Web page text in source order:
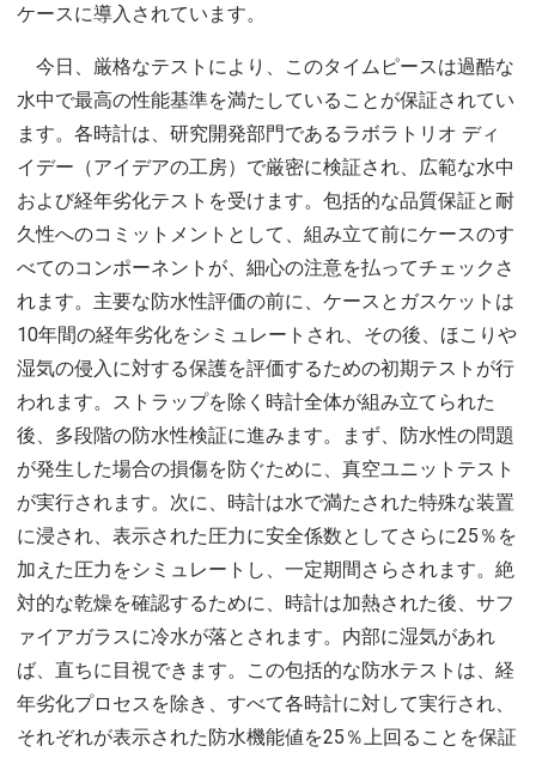
ケースに導入されています。
今日、厳格なテストにより、このタイムピースは過酷な
水中で最高の性能基準を満たしていることが保証されてい
ます。各時計は、研究開発部門であるラボラトリオ ディ
イデー（アイデアの工房）で厳密に検証され、広範な水中
および経年劣化テストを受けます。包括的な品質保証と耐
久性へのコミットメントとして、組み立て前にケースのす
べてのコンポーネントが、細心の注意を払ってチェックさ
れます。主要な防水性評価の前に、ケースとガスケットは
10年間の経年劣化をシミュレートされ、その後、ほこりや
湿気の侵入に対する保護を評価するための初期テストが行
われます。ストラップを除く時計全体が組み立てられた
後、多段階の防水性検証に進みます。まず、防水性の問題
が発生した場合の損傷を防ぐために、真空ユニットテスト
が実行されます。次に、時計は水で満たされた特殊な装置
に浸され、表示された圧力に安全係数としてさらに25％を
加えた圧力をシミュレートし、一定期間さらされます。絶
対的な乾燥を確認するために、時計は加熱された後、サフ
ァイアガラスに冷水が落とされます。内部に湿気があれ
ば、直ちに目視できます。この包括的な防水テストは、経
年劣化プロセスを除き、すべて各時計に対して実行され、
それぞれが表示された防水機能値を25％上回ることを保証